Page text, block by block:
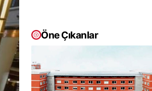
Öne Çıkanlar